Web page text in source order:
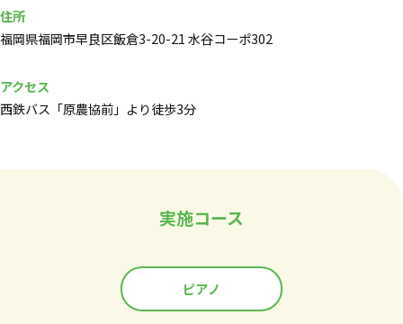
住所
福岡県福岡市早良区飯倉3-20-21 水谷コーポ302
アクセス
西鉄バス「原農協前」より徒歩3分
実施コース
ピアノ